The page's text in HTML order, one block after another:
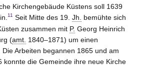
Kirchengebäude Küstens soll 1639
11 Seit Mitte des 19. Jh.
bemühte sich
zusammen mit P. Georg Heinrich
(amt. 1840–1871) um einen
Die Arbeiten begannen 1865 und am
konnte die Gemeinde ihre neue Kirche